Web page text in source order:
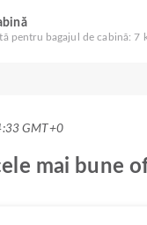
pentru bagajul de cabină: 7
GMT+0
mai bune